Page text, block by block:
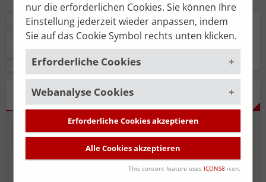
Praxisplan
ERGEBNISSE
NEUE SUCHE SUCHE BEARBEITEN
nur die erforderlichen Cookies. Sie können Ihre
Einstellung jederzeit wieder anpassen, indem
Sie auf das Cookie Symbol rechts unten klicken.
Erforderliche Cookies
Um die korrekte Funktion der Website zu
gewährleisten, müssen gewisse Cookies
gesetzt werden. Diese erforderlichen
Cookies sind immer aktiviert.
Cookies, die für die allgemeine
Funktionalität der Website erforderlich
Webanalyse Cookies
Um unsere Serviceleistung stätig zu
verbessern, verwenden wir das
Webanalyse-ToolMatomo. Die
Datenerhebung ist standardmäßig
Erforderliche Cookies akzeptieren
Alle Cookies akzeptieren
This consent feature uses ICONS8icon.